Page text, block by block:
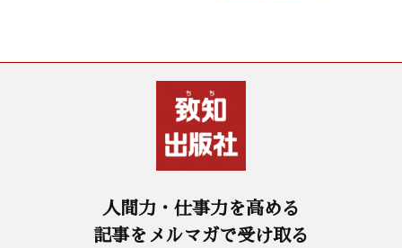
人間力・仕事力を高める
記事をメルマガで受け取る